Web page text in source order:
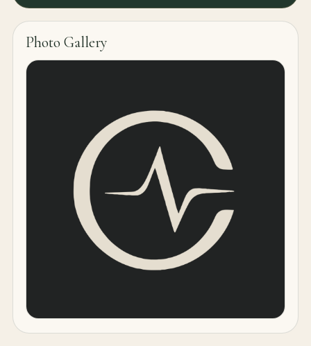
Photo Gallery